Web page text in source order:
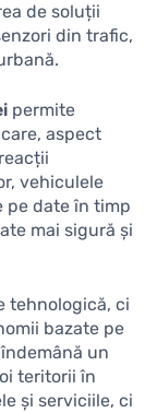
de soluții
din trafic,
permite
aspect
vehiculele
pe date în timp
mai sigură și
tehnologică, ci
bazate pe
un
teritorii în
și serviciile, ci